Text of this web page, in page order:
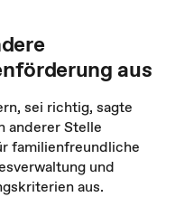
aus
sei richtig, sagte
anderer Stelle
familienfreundliche
und
aus.